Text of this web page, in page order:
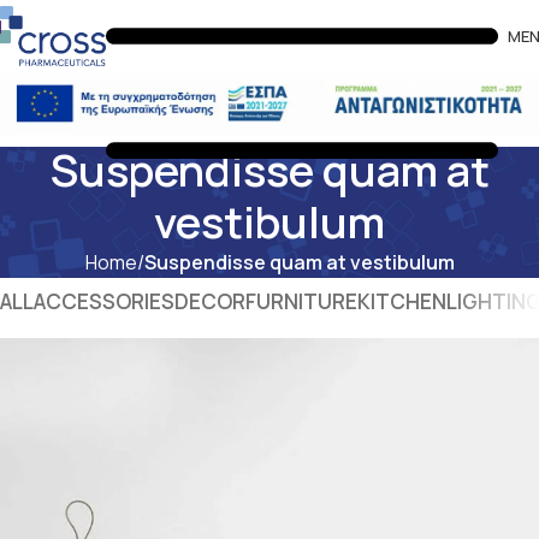
Suspendisse quam at
vestibulum
Home Suspendisse quam at vestibulum
ALLACCESSORIESDECORFURNITUREKITCHEN